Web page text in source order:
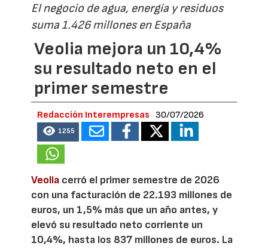
El negocio de agua, energía y residuos
suma 1.426 millones en España
Veolia mejora un 10,4%
su resultado neto en el
primer semestre
Redacción Interempresas 30/07/2026
1255
Veolia cerró el primer semestre de 2026
con una facturación de 22.193 millones de
euros, un 1,5% más que un año antes, y
elevó su resultado neto corriente un
10,4%, hasta los 837 millones de euros. La